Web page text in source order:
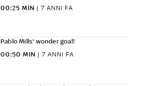
00:25 MIN | 7 ANNI FA
Pablo Mills' wonder goal!
00:50 MIN | 7 ANNI FA